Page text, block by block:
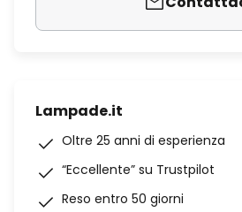
Lampade.it
Oltre 25 anni di esperienza
“Eccellente” su Trustpilot
Reso entro 50 giorni